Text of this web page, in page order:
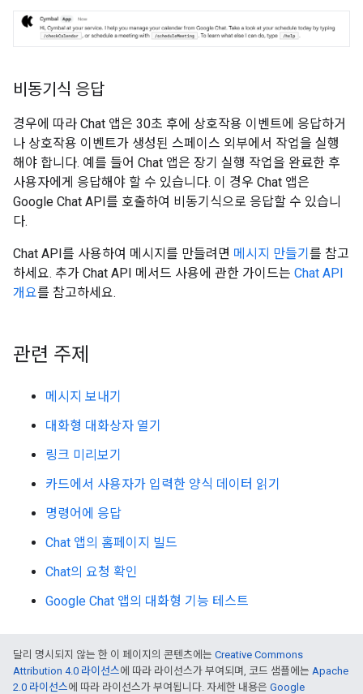
비동기식 응답
경우에 따라 Chat 앱은 30초 후에 상호작용 이벤트에 응답하거
나 상호작용 이벤트가 생성된 스페이스 외부에서 작업을 실행
해야 합니다. 예를 들어 Chat 앱은 장기 실행 작업을 완료한 후
사용자에게 응답해야 할 수 있습니다. 이 경우 Chat 앱은
Google Chat API를 호출하여 비동기식으로 응답할 수 있습니
다.
Chat API를 사용하여 메시지를 만들려면 메시지 만들기 를 참고
하세요. 추가 Chat API 메서드 사용에 관한 가이드는 Chat API
개요를 참고하세요.
관련 주제
메시지 보내기
대화형 대화상자 열기
링크 미리보기
카드에서 사용자가 입력한 양식 데이터 읽기
명령어에 응답
Chat 앱의 홈페이지 빌드
Chat의 요청 확인
Google Chat 앱의 대화형 기능 테스트
달리 명시되지 않는 한 이 페이지의 콘텐츠에는 Creative Commons
Attribution 4.0 라이선스에 따라 라이선스가 부여되며, 코드 샘플에는 Apache
2.0 라이선스에 따라 라이선스가 부여됩니다. 자세한 내용은 Google